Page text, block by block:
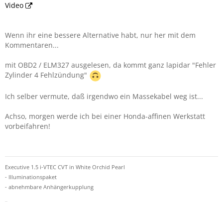
Video
Wenn ihr eine bessere Alternative habt, nur her mit dem
Kommentaren...
mit OBD2 / ELM327 ausgelesen, da kommt ganz lapidar "Fehler
Zylinder 4 Fehlzündung"
Ich selber vermute, daß irgendwo ein Massekabel weg ist...
Achso, morgen werde ich bei einer Honda-affinen Werkstatt
vorbeifahren!
Executive 1.5 i-VTEC CVT in White Orchid Pearl
- Illuminationspaket
- abnehmbare Anhängerkupplung